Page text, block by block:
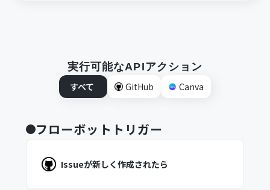
実行可能なAPIアクション
すべて
GitHub Canva
フローボットトリガー
Issueが新しく作成されたら